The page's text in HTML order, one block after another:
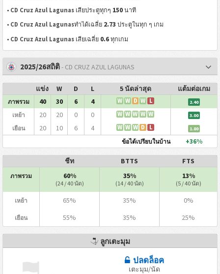
• CD Cruz Azul Lagunas เสียประตูทุกๆ 150 นาที
• CD Cruz Azul Lagunasทำได้เฉลี่ย 2.73 ประตูในทุก ๆ เกม
• CD Cruz Azul Lagunas เสียเฉลี่ย 0.6 ทุกเกม
2025/26สถิติ- CD CRUZ AZUL LAGUNAS
แข่ง W D L 5 นัดล่าสุด แต้มต่อเกม
ภาพรวม 40 30 6 4 W W D W L 2.40
เหย้า 20 20 0 0 W W W W W 3.00
เยือน 20 10 6 4 W W W D L 1.80
ข้อได้เปรียบในบ้าน +36%
ชีท BTTS FTS
ภาพรวม 60%
(24 / 40 นัด)
35%
(14 / 40 นัด)
13%
(5 / 40 นัด)
เหย้า 65% 35% 0%
เยือน 55% 35% 25%
ลูกเตะมุม
ปลดล็อค
เตะมุม/นัด